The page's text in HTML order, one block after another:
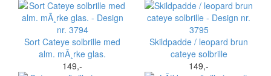
Sort Cateye solbrille med
alm. mÃ¸rke glas.
149,-
Skildpadde / leopard brun
cateye solbrille
149,-